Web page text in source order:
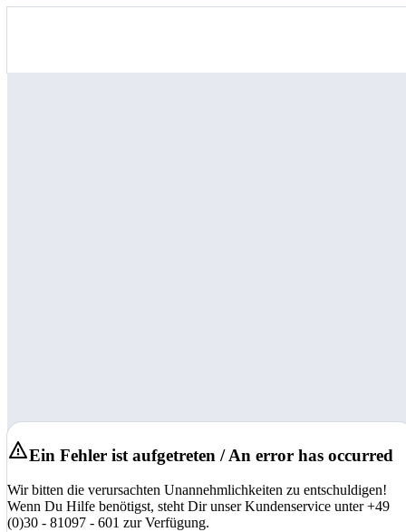
Ein Fehler ist aufgetreten / An error has occurred
Wir bitten die verursachten Unannehmlichkeiten zu entschuldigen!
Wenn Du Hilfe benötigst, steht Dir unser Kundenservice unter +49
(0)30 - 81097 - 601 zur Verfügung.